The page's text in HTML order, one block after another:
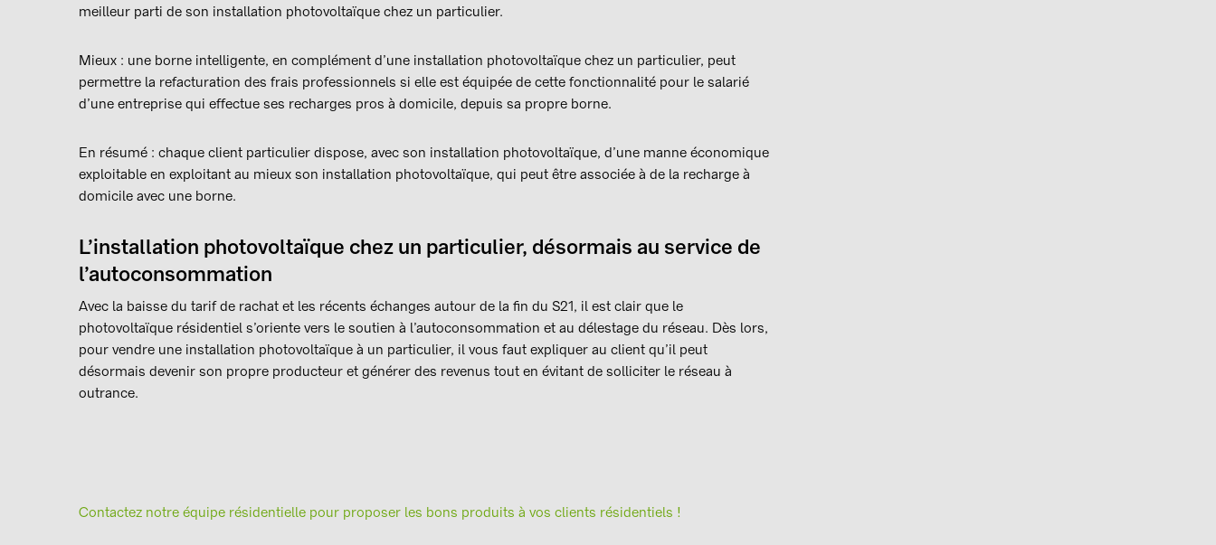
meilleur parti de son installation photovoltaïque chez un particulier.
Mieux : une borne intelligente, en complément d’une installation photovoltaïque chez un particulier, peut
permettre la refacturation des frais professionnels si elle est équipée de cette fonctionnalité pour le salarié
d’une entreprise qui effectue ses recharges pros à domicile, depuis sa propre borne.
En résumé : chaque client particulier dispose, avec son installation photovoltaïque, d’une manne économique
exploitable en exploitant au mieux son installation photovoltaïque, qui peut être associée à de la recharge à
domicile avec une borne.
L’installation photovoltaïque chez un particulier, désormais au service de
l’autoconsommation
Avec la baisse du tarif de rachat et les récents échanges autour de la fin du S21, il est clair que le
photovoltaïque résidentiel s’oriente vers le soutien à l’autoconsommation et au délestage du réseau. Dès lors,
pour vendre une installation photovoltaïque à un particulier, il vous faut expliquer au client qu’il peut
désormais devenir son propre producteur et générer des revenus tout en évitant de solliciter le réseau à
outrance.
Contactez notre équipe résidentielle pour proposer les bons produits à vos clients résidentiels !